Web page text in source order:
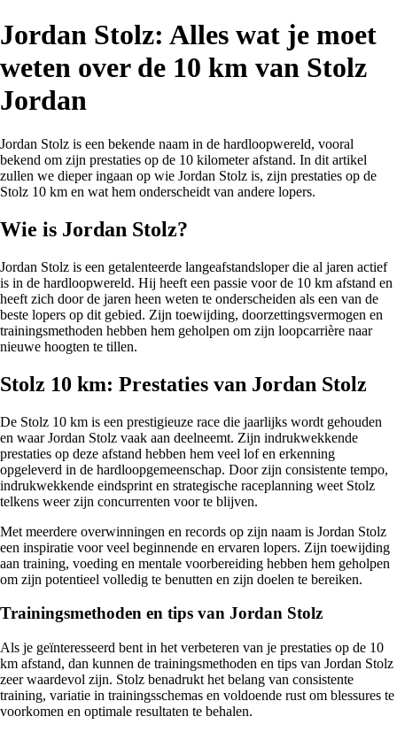
Jordan Stolz: Alles wat je moet
weten over de 10 km van Stolz
Jordan
Jordan Stolz is een bekende naam in de hardloopwereld, vooral
bekend om zijn prestaties op de 10 kilometer afstand. In dit artikel
zullen we dieper ingaan op wie Jordan Stolz is, zijn prestaties op de
Stolz 10 km en wat hem onderscheidt van andere lopers.
Wie is Jordan Stolz?
Jordan Stolz is een getalenteerde langeafstandsloper die al jaren actief
is in de hardloopwereld. Hij heeft een passie voor de 10 km afstand en
heeft zich door de jaren heen weten te onderscheiden als een van de
beste lopers op dit gebied. Zijn toewijding, doorzettingsvermogen en
trainingsmethoden hebben hem geholpen om zijn loopcarrière naar
nieuwe hoogten te tillen.
Stolz 10 km: Prestaties van Jordan Stolz
De Stolz 10 km is een prestigieuze race die jaarlijks wordt gehouden
en waar Jordan Stolz vaak aan deelneemt. Zijn indrukwekkende
prestaties op deze afstand hebben hem veel lof en erkenning
opgeleverd in de hardloopgemeenschap. Door zijn consistente tempo,
indrukwekkende eindsprint en strategische raceplanning weet Stolz
telkens weer zijn concurrenten voor te blijven.
Met meerdere overwinningen en records op zijn naam is Jordan Stolz
een inspiratie voor veel beginnende en ervaren lopers. Zijn toewijding
aan training, voeding en mentale voorbereiding hebben hem geholpen
om zijn potentieel volledig te benutten en zijn doelen te bereiken.
Trainingsmethoden en tips van Jordan Stolz
Als je geïnteresseerd bent in het verbeteren van je prestaties op de 10
km afstand, dan kunnen de trainingsmethoden en tips van Jordan Stolz
zeer waardevol zijn. Stolz benadrukt het belang van consistente
training, variatie in trainingsschemas en voldoende rust om blessures te
voorkomen en optimale resultaten te behalen.